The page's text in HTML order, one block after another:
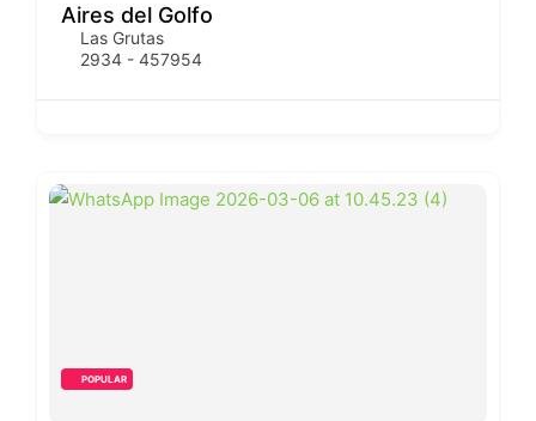
Aires del Golfo
Las Grutas
2934 - 457954
POPULAR